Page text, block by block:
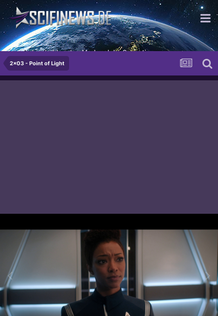
...mit dem bekloppten Merkmal der Sensation
2x03 - Point of Light